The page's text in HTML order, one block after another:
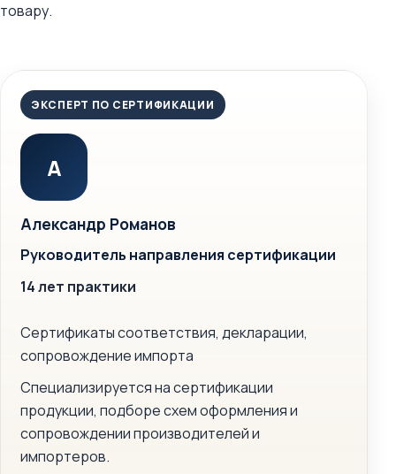
товару.
ЭКСПЕРТ ПО СЕРТИФИКАЦИИ
А
Александр Романов
Руководитель направления сертификации
14 лет практики
Сертификаты соответствия, декларации,
сопровождение импорта
Специализируется на сертификации
продукции, подборе схем оформления и
сопровождении производителей и
импортеров.